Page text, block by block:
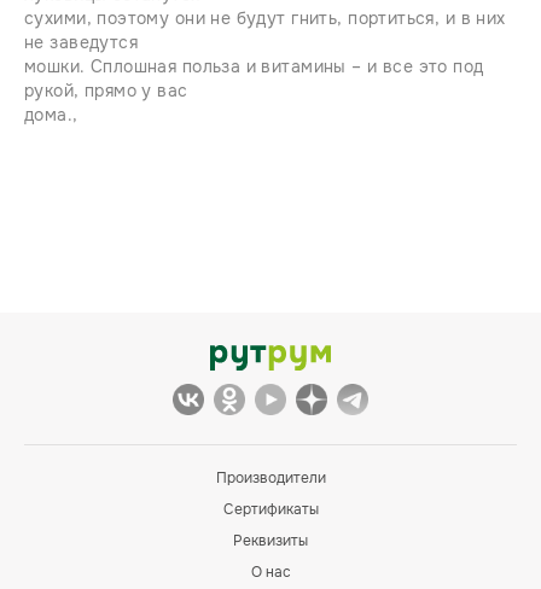
сухими, поэтому они не будут гнить, портиться, и в них
не заведутся
мошки. Сплошная польза и витамины – и все это под
рукой, прямо у вас
дома.,
Производители
Сертификаты
Реквизиты
О нас